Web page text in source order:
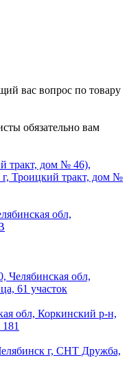
вас вопрос по товару
обязательно вам
тракт, дом № 46),
г, Троицкий тракт, дом №
обл,
Челябинская обл,
61 участок
обл, Коркинский р-н,
г, СНТ Дружба,